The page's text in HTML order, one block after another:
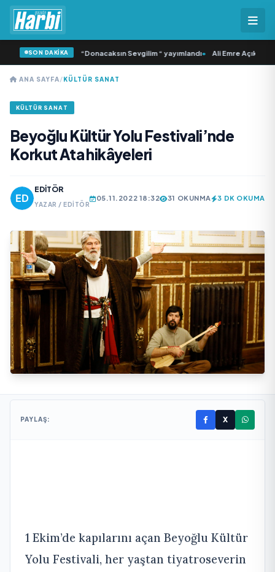
SON DAKİKA
‘dan İkinci Tekli “Donacaksın Sevgilim “ yayımlandı• Ali Emre Açıkgöz
ANA SAYFA/KÜLTÜR SANAT
KÜLTÜR SANAT
Beyoğlu Kültür Yolu Festivali’nde
Korkut Ata hikâyeleri
EDITÖR
YAZAR / EDITÖR
05.11.2022 18:32 31 OKUNMA 3 DK OKUMA
PAYLAŞ: X
1 Ekim’de kapılarını açan Beyoğlu Kültür
Yolu Festivali, her yaştan tiyatroseverin